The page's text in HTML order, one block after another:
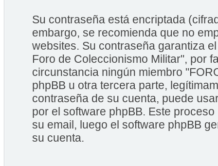
Su contraseña está encriptada
embargo, se recomienda que no
websites. Su contraseña garantiza
Foro de Coleccionismo Militar", por
circunstancia ningún miembro
phpBB u otra tercera parte,
contraseña de su cuenta, puede
por el software phpBB. Este
su email, luego el software phpBB
su cuenta.